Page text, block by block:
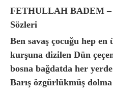
FETHULLAH BADEM –
Sözleri
Ben savaş çocuğu hep en
kurşuna dizilen Dün
bosna bağdatda her
Barış özgürlükmüş